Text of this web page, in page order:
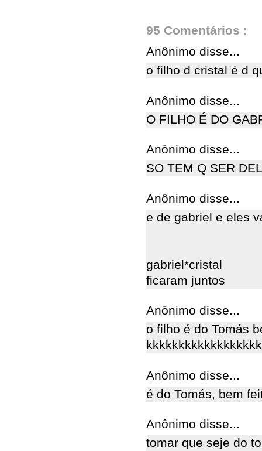
95 Comentários :
Anônimo disse...
o filho d cristal é d
Anônimo disse...
O FILHO É DO
Anônimo disse...
SO TEM Q SER
Anônimo disse...
e de gabriel e eles
gabriel*cristal
ficaram juntos
Anônimo disse...
o filho é do Tomás
Anônimo disse...
é do Tomás, bem
Anônimo disse...
tomar que seje do